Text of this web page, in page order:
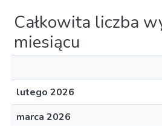
Całkowita liczba
miesiącu
lutego 2026
marca 2026